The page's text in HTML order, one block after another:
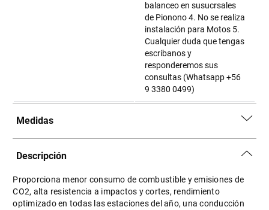
balanceo en susucrsales
de Pionono 4. No se realiza
instalación para Motos 5.
Cualquier duda que tengas
escribanos y
responderemos sus
consultas (Whatsapp +56
9 3380 0499)
Medidas
Descripción
Proporciona menor consumo de combustible y emisiones de
CO2, alta resistencia a impactos y cortes, rendimiento
optimizado en todas las estaciones del año, una conducción